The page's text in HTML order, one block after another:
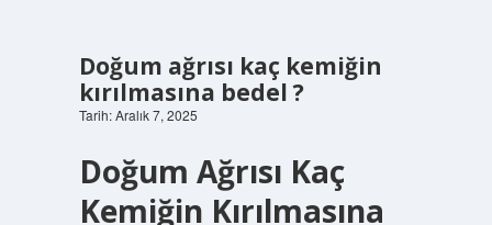
Doğum ağrısı kaç kemiğin
kırılmasına bedel ?
Tarih: Aralık 7, 2025
Doğum Ağrısı Kaç
Kemiğin Kırılmasına